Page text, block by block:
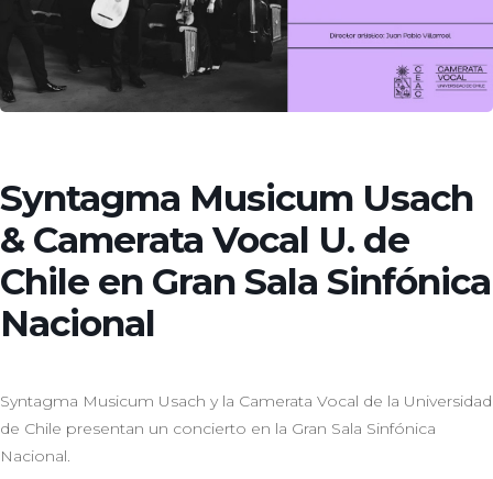
Syntagma Musicum Usach
& Camerata Vocal U. de
Chile en Gran Sala Sinfónica
Nacional
Syntagma Musicum Usach y la Camerata Vocal de la Universidad
de Chile presentan un concierto en la Gran Sala Sinfónica
Nacional.